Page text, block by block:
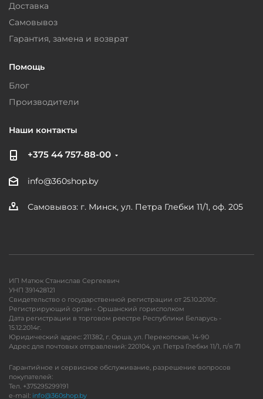
Доставка
Самовывоз
Гарантия, замена и возврат
Помощь
Блог
Производители
Наши контакты
+375 44 757-88-00
info@360shop.by
Самовывоз: г. Минск, ул. Петра Глебки 11/1, оф. 205
ИП Матюк Станислав Сергеевич
УНП 391428121
Свидетельство о государственной регистрации от 25.10.2010г.
Регистрирующий орган - Оршанский горисполком
Дата регистрации в торговом реестре Республики Беларусь -
15.12.2014г.
Юридический адрес: 211382, г. Орша, ул. Перекопская, 14-90
Адрес для почтовых отправлений: 220104, ул. Петра Глебки 11/1, п/я 71
Гарантийное и сервисное обслуживание, разрешение вопросов
покупателей:
Тел. +375295299191
e-mail: info@360shop.by